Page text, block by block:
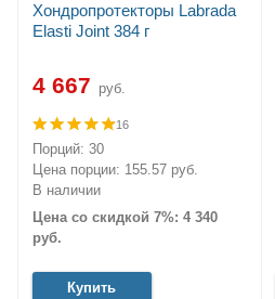
Хондропротекторы Labrada
Elasti Joint 384 г
4 667 руб.
16
Порций: 30
Цена порции: 155.57 руб.
В наличии
Цена со скидкой 7%: 4 340
руб.
Купить